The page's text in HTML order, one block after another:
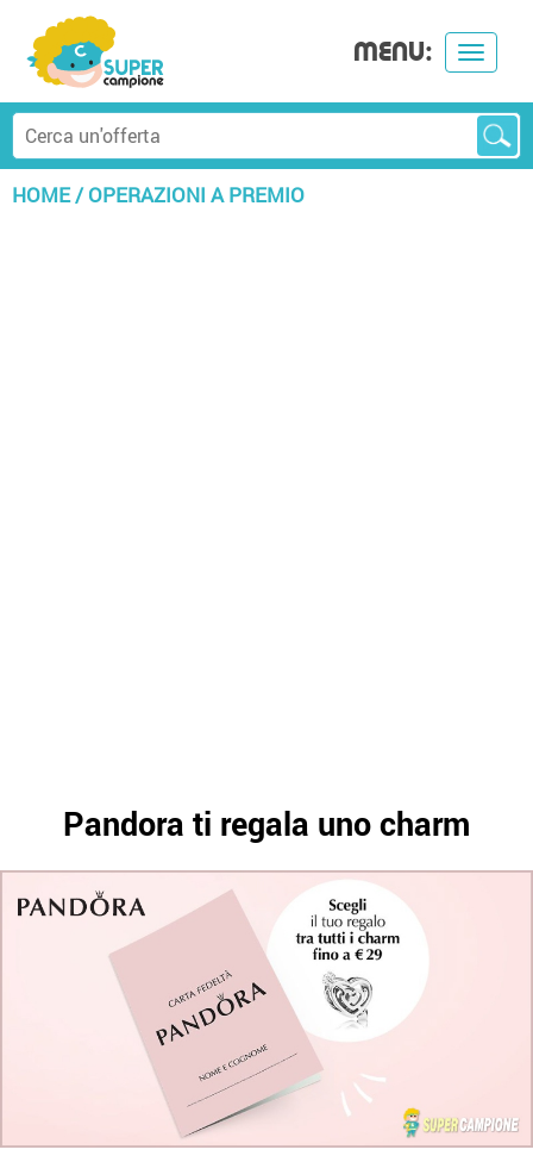
Toggle
MENU:
HOME/OPERAZIONI A PREMIO
Pandora ti regala uno charm